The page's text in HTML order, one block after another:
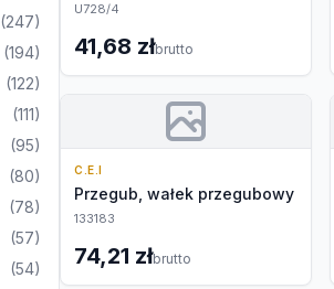
(247)
(194)
(122)
(111)
(95)
(80)
(78)
(57)
(54)
U728/4
41,68 złbrutto
C.E.I
Przegub, wałek przegubowy
133183
74,21 złbrutto